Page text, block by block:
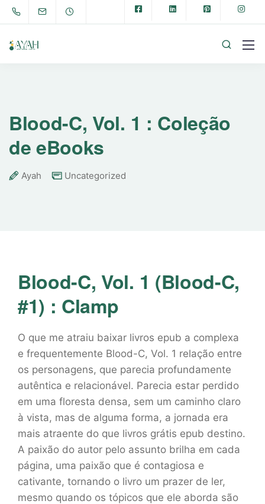
Blood-C, Vol. 1 : Coleção
de eBooks
Ayah Uncategorized
Blood-C, Vol. 1 (Blood-C,
#1) : Clamp
O que me atraiu baixar livros epub a complexa
e frequentemente Blood-C, Vol. 1 relação entre
os personagens, que parecia profundamente
autêntica e relacionável. Parecia estar perdido
em uma floresta densa, sem um caminho claro
à vista, mas de alguma forma, a jornada era
mais atraente do que livros grátis epub destino.
A paixão do autor pelo assunto brilha em cada
página, uma paixão que é contagiosa e
cativante, tornando o livro um prazer de ler,
mesmo quando os tópicos que ele aborda são